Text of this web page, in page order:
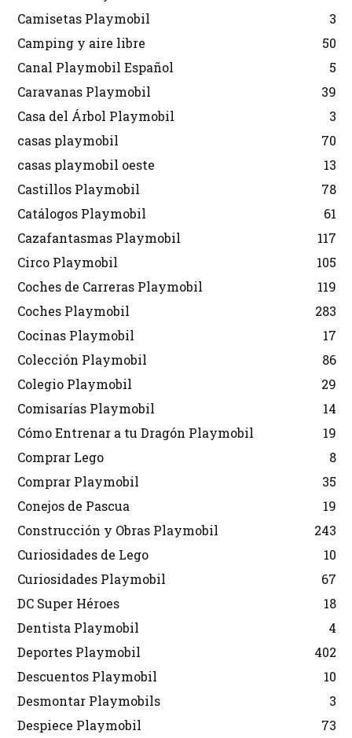
Camisetas Playmobil
3
Camping y aire libre
50
Canal Playmobil Español
5
Caravanas Playmobil
39
Casa del Árbol Playmobil
3
casas playmobil
70
casas playmobil oeste
13
Castillos Playmobil
78
Catálogos Playmobil
61
Cazafantasmas Playmobil
117
Circo Playmobil
105
Coches de Carreras Playmobil
119
Coches Playmobil
283
Cocinas Playmobil
17
Colección Playmobil
86
Colegio Playmobil
29
Comisarías Playmobil
14
Cómo Entrenar a tu Dragón Playmobil
19
Comprar Lego
8
Comprar Playmobil
35
Conejos de Pascua
19
Construcción y Obras Playmobil
243
Curiosidades de Lego
10
Curiosidades Playmobil
67
DC Super Héroes
18
Dentista Playmobil
4
Deportes Playmobil
402
Descuentos Playmobil
10
Desmontar Playmobils
3
Despiece Playmobil
73